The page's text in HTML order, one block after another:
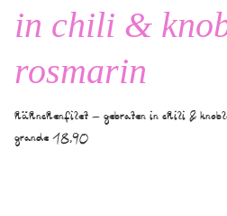
in chili &
rosmarin
hähnchenfilet – gebraten in chili &
grande 18,90